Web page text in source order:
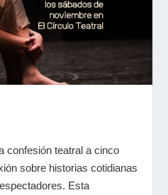
confesión teatral a cinco
sobre historias cotidianas
Esta